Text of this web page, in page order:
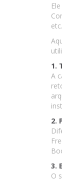
etc.
1.
A
2.
3.
O